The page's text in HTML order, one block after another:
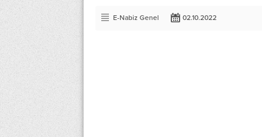
E-Nabiz Genel 02.10.2022